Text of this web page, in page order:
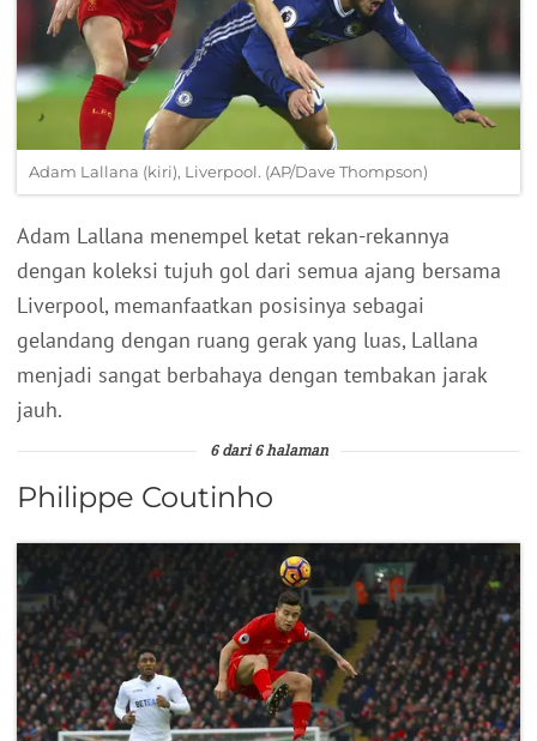
Adam Lallana (kiri), Liverpool. (AP/Dave Thompson)
Adam Lallana menempel ketat rekan-rekannya
dengan koleksi tujuh gol dari semua ajang bersama
Liverpool, memanfaatkan posisinya sebagai
gelandang dengan ruang gerak yang luas, Lallana
menjadi sangat berbahaya dengan tembakan jarak
jauh.
6 dari 6 halaman
Philippe Coutinho